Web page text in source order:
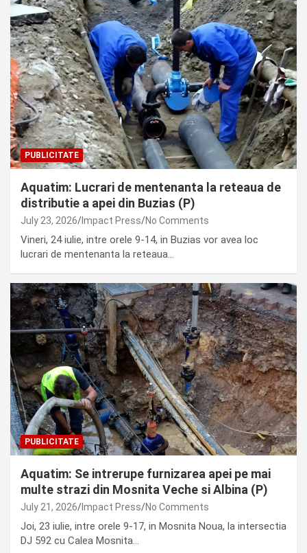
PUBLICITATE
Aquatim: Lucrari de mentenanta la reteaua de
distributie a apei din Buzias (P)
July 23, 2026 Impact Press No Comments
Vineri, 24 iulie, intre orele 9-14, in Buzias vor avea loc
lucrari de mentenanta la reteaua…
PUBLICITATE
Aquatim: Se intrerupe furnizarea apei pe mai
multe strazi din Mosnita Veche si Albina (P)
July 21, 2026 Impact Press No Comments
Joi, 23 iulie, intre orele 9-17, in Mosnita Noua, la intersectia
DJ 592 cu Calea Mosnita…